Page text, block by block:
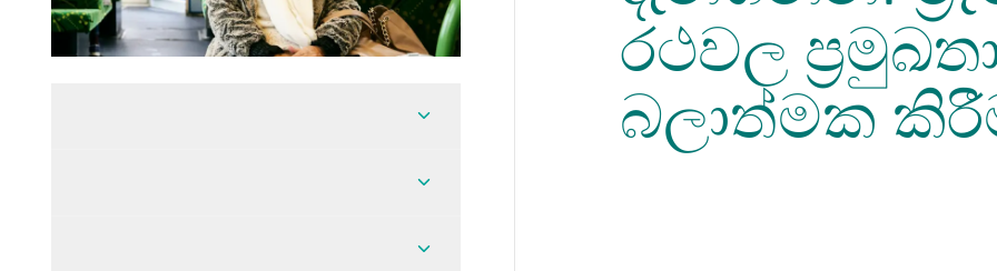
තවත් පැමිණිලි පිටු
රථවල
බලාත්මක